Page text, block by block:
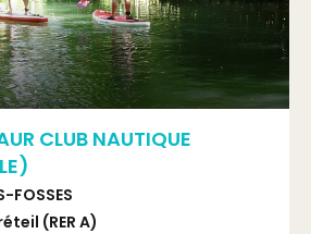
CLUB NAUTIQUE
FOSSES
(RER A)